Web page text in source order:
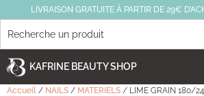
LIVRAISON GRATUITE À PARTIR DE 29€
KAFRINE BEAUTY SHOP
Accueil / NAILS / MATERIELS / LIME GRAIN 180/